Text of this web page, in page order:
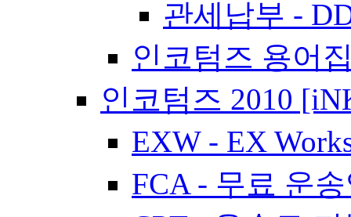
관세납부 -
인코텀즈 용어
인코텀즈 2010
EXW - EX
FCA - 무료 운